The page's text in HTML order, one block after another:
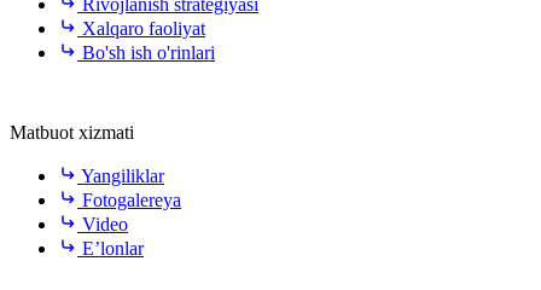
Rivojlanish strategiyasi
Xalqaro faoliyat
Bo'sh ish o'rinlari
Matbuot xizmati
Yangiliklar
Fotogalereya
Video
E’lonlar